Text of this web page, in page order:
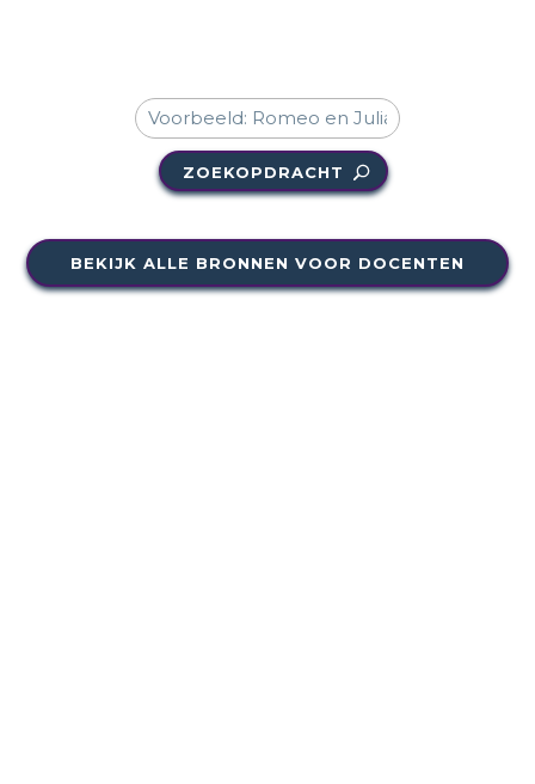
ZOEKOPDRACHT
BEKIJK ALLE BRONNEN VOOR DOCENTEN